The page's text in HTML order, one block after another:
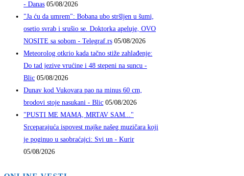
- Danas 05/08/2026
"Ja ću da umrem": Bobana ubo stršljen u šumi,
osetio svrab i srušio se. Doktorka apeluje, OVO
NOSITE sa sobom - Telegraf.rs 05/08/2026
Meteorolog otkrio kada tačno stiže zahlađenje:
Do tad jezive vrućine i 48 stepeni na suncu -
Blic 05/08/2026
Dunav kod Vukovara pao na minus 60 cm,
brodovi stoje nasukani - Blic 05/08/2026
"PUSTI ME MAMA, MRTAV SAM..."
Srceparajuća ispovest majke našeg muzičara koji
je poginuo u saobraćajci: Svi un - Kurir
05/08/2026